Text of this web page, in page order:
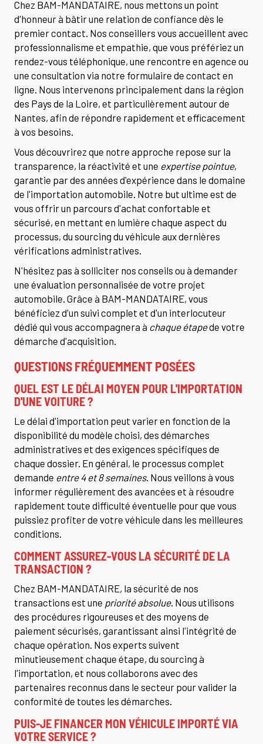
Chez BAM-MANDATAIRE, nous mettons un point
d'honneur à bâtir une relation de confiance dès le
premier contact. Nos conseillers vous accueillent avec
professionnalisme et empathie, que vous préfériez un
rendez-vous téléphonique, une rencontre en agence ou
une consultation via notre formulaire de contact en
ligne. Nous intervenons principalement dans la région
des Pays de la Loire, et particulièrement autour de
Nantes, afin de répondre rapidement et efficacement
à vos besoins.
Vous découvrirez que notre approche repose sur la
transparence, la réactivité et une expertise pointue,
garantie par des années d'expérience dans le domaine
de l'importation automobile. Notre but ultime est de
vous offrir un parcours d'achat confortable et
sécurisé, en mettant en lumière chaque aspect du
processus, du sourcing du véhicule aux dernières
vérifications administratives.
N'hésitez pas à solliciter nos conseils ou à demander
une évaluation personnalisée de votre projet
automobile. Grâce à BAM-MANDATAIRE, vous
bénéficiez d'un suivi complet et d'un interlocuteur
dédié qui vous accompagnera à chaque étapede votre
démarche d'acquisition.
QUESTIONS FRÉQUEMMENT POSÉES
QUEL EST LE DÉLAI MOYEN POUR L'IMPORTATION
D'UNE VOITURE ?
Le délai d'importation peut varier en fonction de la
disponibilité du modèle choisi, des démarches
administratives et des exigences spécifiques de
chaque dossier. En général, le processus complet
demande entre 4 et 8 semaines. Nous veillons à vous
informer régulièrement des avancées et à résoudre
rapidement toute difficulté éventuelle pour que vous
puissiez profiter de votre véhicule dans les meilleures
conditions.
COMMENT ASSUREZ-VOUS LA SÉCURITÉ DE LA
TRANSACTION ?
Chez BAM-MANDATAIRE, la sécurité de nos
transactions est une priorité absolue. Nous utilisons
des procédures rigoureuses et des moyens de
paiement sécurisés, garantissant ainsi l'intégrité de
chaque opération. Nos experts suivent
minutieusement chaque étape, du sourcing à
l'importation, et nous collaborons avec des
partenaires reconnus dans le secteur pour valider la
conformité de toutes les démarches.
PUIS-JE FINANCER MON VÉHICULE IMPORTÉ VIA
VOTRE SERVICE ?